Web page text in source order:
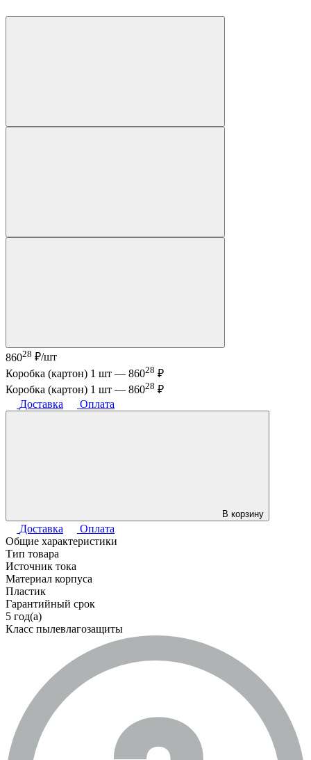
86028 ₽/шт
Коробка (картон) 1 шт — 86028 ₽
Коробка (картон) 1 шт — 86028 ₽
Доставка
Оплата
В корзину
Доставка
Оплата
Общие характеристики
Тип товара
Источник тока
Материал корпуса
Пластик
Гарантийный срок
5 год(а)
Класс пылевлагозащиты